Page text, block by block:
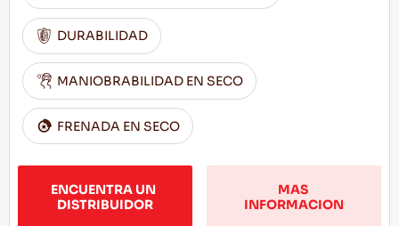
DURABILIDAD
MANIOBRABILIDAD EN SECO
FRENADA EN SECO
ENCUENTRA UN
DISTRIBUIDOR
MAS
INFORMACION